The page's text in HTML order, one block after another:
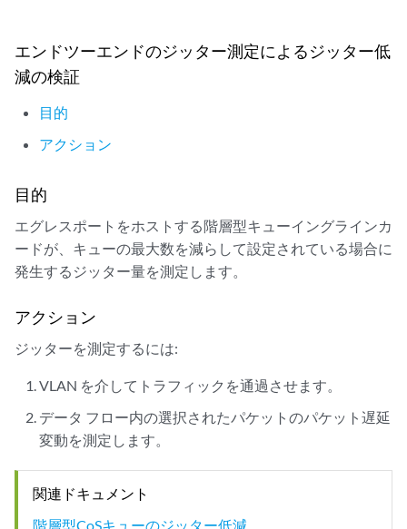
エンドツーエンドのジッター測定によるジッター低
減の検証
目的
アクション
目的
エグレスポートをホストする階層型キューイングラインカ
ードが、キューの最大数を減らして設定されている場合に
発生するジッター量を測定します。
アクション
ジッターを測定するには:
VLAN を介してトラフィックを通過させます。
データ フロー内の選択されたパケットのパケット遅延
変動を測定します。
関連ドキュメント
階層型CoSキューのジッター低減